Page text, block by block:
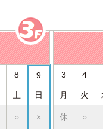
8 9 3 4
土 日 月 火
○ × 休 ○